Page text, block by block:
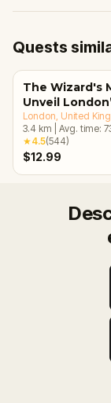
Quests
The Wizard's
Unveil
Secrets
London , United
3.4 km Avg. time:
★4.5(544)
$12.99